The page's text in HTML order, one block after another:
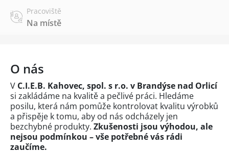
Pracoviště
Na místě
O nás
V C.I.E.B. Kahovec, spol. s r.o. v Brandýse nad Orlicí
si zakládáme na kvalitě a pečlivé práci. Hledáme
posilu, která nám pomůže kontrolovat kvalitu výrobků
a přispěje k tomu, aby od nás odcházely jen
bezchybné produkty. Zkušenosti jsou výhodou, ale
nejsou podmínkou – vše potřebné vás rádi
zaučíme.